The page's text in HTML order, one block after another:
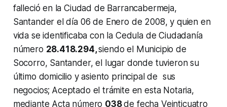
falleció en la Ciudad de Barrancabermeja,
Santander el día 06 de Enero de 2008, y quien en
vida se identificaba con la Cedula de Ciudadanía
número 28.418.294,siendo el Municipio de
Socorro, Santander, el lugar donde tuvieron su
último domicilio y asiento principal de sus
negocios; Aceptado el trámite en esta Notaria,
mediante Acta número 038de fecha Veinticuatro